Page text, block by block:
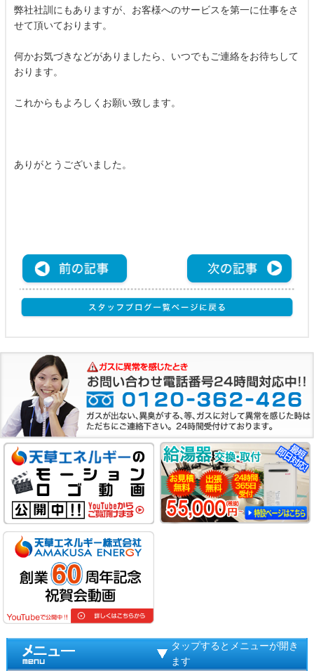
弊社社訓にもありますが、お客様へのサービスを第一に仕事をさ
せて頂いております。
何かお気づきなどがありましたら、いつでもご連絡をお待ちして
おります。
これからもよろしくお願い致します。
ありがとうございました。
タップするとメニューが開き
ます